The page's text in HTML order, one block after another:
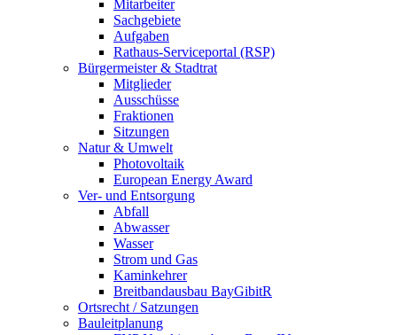
Mitarbeiter
Sachgebiete
Aufgaben
Rathaus-Serviceportal (RSP)
Bürgermeister & Stadtrat
Mitglieder
Ausschüsse
Fraktionen
Sitzungen
Natur & Umwelt
Photovoltaik
European Energy Award
Ver- und Entsorgung
Abfall
Abwasser
Wasser
Strom und Gas
Kaminkehrer
Breitbandausbau BayGibitR
Ortsrecht / Satzungen
Bauleitplanung